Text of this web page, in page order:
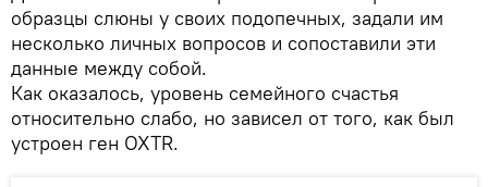
образцы слюны у своих подопечных, задали им
несколько личных вопросов и сопоставили эти
данные между собой.
Как оказалось, уровень семейного счастья
относительно слабо, но зависел от того, как был
устроен ген OXTR.